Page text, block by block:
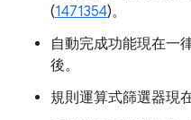
(1471354)。
自動完成功能現在一
後。
規則運算式篩選器現